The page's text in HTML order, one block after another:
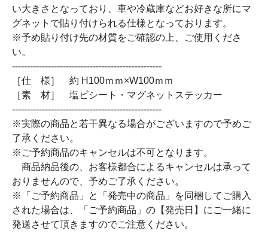
い大きさとなっており、車や冷蔵庫などお好きな所にマ
グネットで貼り付けられる仕様となっております。
※予め貼り付け先の材質をご確認の上、ご使用くださ
い。
--------------------------------------------------
［仕 様］ 約 H100ｍｍ×W100ｍｍ
［素 材］ 塩ビシート・マグネットステッカー
--------------------------------------------------
※実際の商品と若干異なる場合がございますので予めご
了承ください。
※ご予約商品のキャンセルは不可となります。
商品納品後の、お客様都合によるキャンセルは承って
おりませんので、予めご了承ください。
※「ご予約商品」と「発売中の商品」を同梱してご購入
された場合は、「ご予約商品」の【発売日】にご一緒に
発送させて頂きますのでご注意ください。